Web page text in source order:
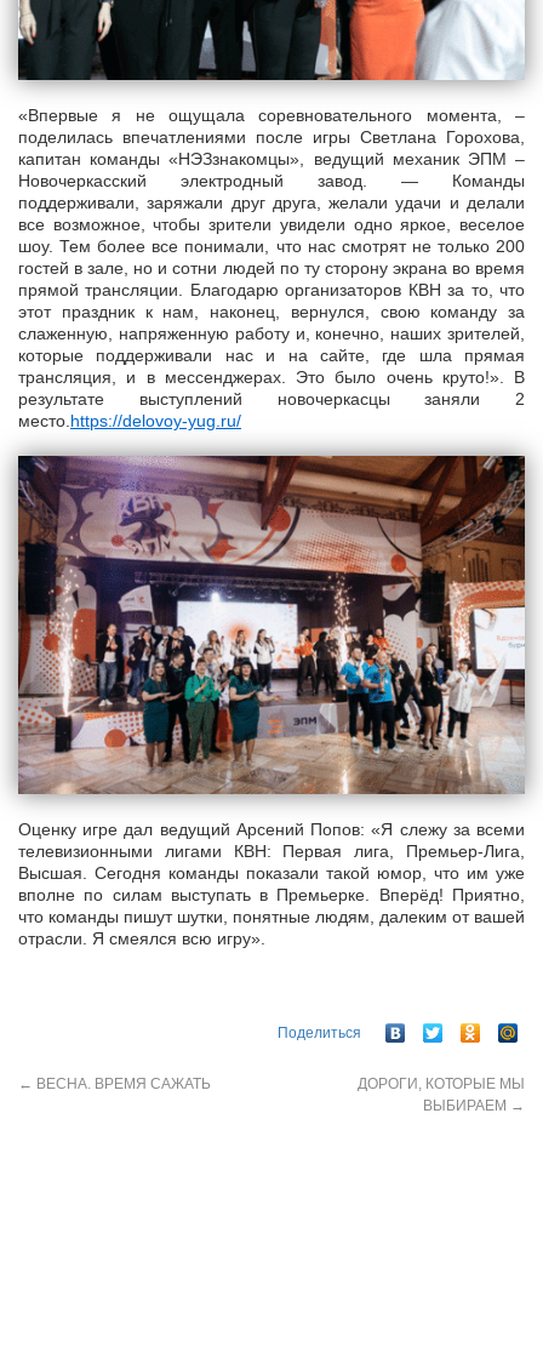
«Впервые я не ощущала соревновательного момента, –
поделилась впечатлениями после игры Светлана Горохова,
капитан команды «НЭЗзнакомцы», ведущий механик ЭПМ –
Новочеркасский электродный завод. — Команды
поддерживали, заряжали друг друга, желали удачи и делали
все возможное, чтобы зрители увидели одно яркое, веселое
шоу. Тем более все понимали, что нас смотрят не только 200
гостей в зале, но и сотни людей по ту сторону экрана во время
прямой трансляции. Благодарю организаторов КВН за то, что
этот праздник к нам, наконец, вернулся, свою команду за
слаженную, напряженную работу и, конечно, наших зрителей,
которые поддерживали нас и на сайте, где шла прямая
трансляция, и в мессенджерах. Это было очень круто!». В
результате выступлений новочеркасцы заняли 2
место. https://delovoy-yug.ru/
Оценку игре дал ведущий Арсений Попов: «Я слежу за всеми
телевизионными лигами КВН: Первая лига, Премьер-Лига,
Высшая. Сегодня команды показали такой юмор, что им уже
вполне по силам выступать в Премьерке. Вперёд! Приятно,
что команды пишут шутки, понятные людям, далеким от вашей
отрасли. Я смеялся всю игру».
Поделиться
← ВЕСНА. ВРЕМЯ САЖАТЬ
ДОРОГИ, КОТОРЫЕ МЫ
ВЫБИРАЕМ →